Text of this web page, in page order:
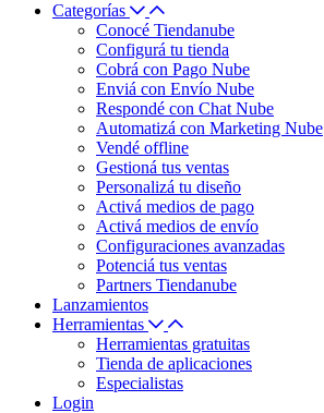
Categorías
Conocé Tiendanube
Configurá tu tienda
Cobrá con Pago Nube
Enviá con Envío Nube
Respondé con Chat Nube
Automatizá con Marketing Nube
Vendé offline
Gestioná tus ventas
Personalizá tu diseño
Activá medios de pago
Activá medios de envío
Configuraciones avanzadas
Potenciá tus ventas
Partners Tiendanube
Lanzamientos
Herramientas
Herramientas gratuitas
Tienda de aplicaciones
Especialistas
Login